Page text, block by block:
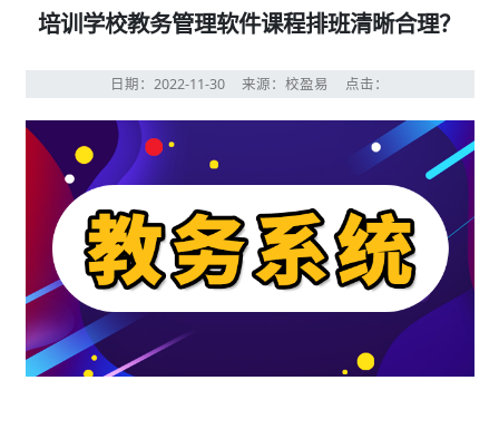
培训学校教务管理软件课程排班清晰合理？
日期：2022-11-30 来源：校盈易 点击：